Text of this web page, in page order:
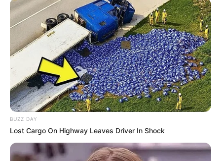
ดูดวง วิธี คลายเครียด ตามเดือนเกิด
16 ส.ค. 2013
BUZZ DAY
Lost Cargo On Highway Leaves Driver In Shock